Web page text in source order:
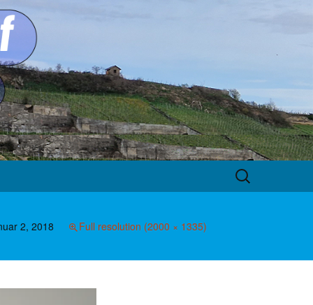
Suche
nach:
2, 2018 Full resolution (2000 × 1335)